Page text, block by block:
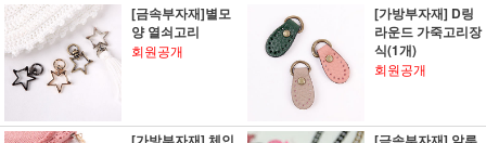
[금속부자재]별모
양 열쇠고리
회원공개
[가방부자재] D링
라운드 가죽고리장
식(1개)
회원공개